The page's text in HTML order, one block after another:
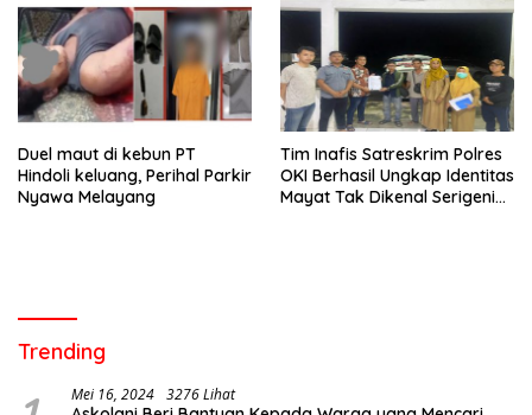
Duel maut di kebun PT
Hindoli keluang, Perihal Parkir
Nyawa Melayang
Tim Inafis Satreskrim Polres
OKI Berhasil Ungkap Identitas
Mayat Tak Dikenal Serigeni
Trending
Mei 16, 2024 3276 Lihat